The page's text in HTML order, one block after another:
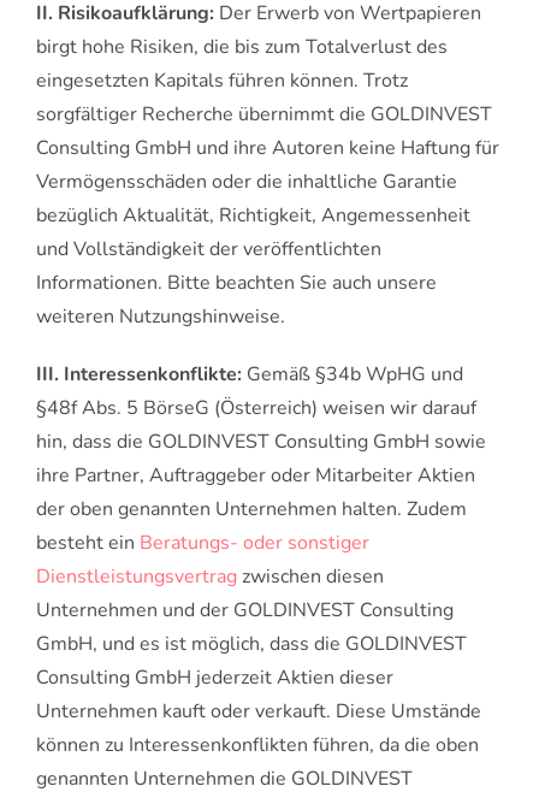
II. Risikoaufklärung: Der Erwerb von Wertpapieren
birgt hohe Risiken, die bis zum Totalverlust des
eingesetzten Kapitals führen können. Trotz
sorgfältiger Recherche übernimmt die GOLDINVEST
Consulting GmbH und ihre Autoren keine Haftung für
Vermögensschäden oder die inhaltliche Garantie
bezüglich Aktualität, Richtigkeit, Angemessenheit
und Vollständigkeit der veröffentlichten
Informationen. Bitte beachten Sie auch unsere
weiteren Nutzungshinweise.
III. Interessenkonflikte: Gemäß §34b WpHG und
§48f Abs. 5 BörseG (Österreich) weisen wir darauf
hin, dass die GOLDINVEST Consulting GmbH sowie
ihre Partner, Auftraggeber oder Mitarbeiter Aktien
der oben genannten Unternehmen halten. Zudem
besteht ein Beratungs- oder sonstiger
Dienstleistungsvertrag zwischen diesen
Unternehmen und der GOLDINVEST Consulting
GmbH, und es ist möglich, dass die GOLDINVEST
Consulting GmbH jederzeit Aktien dieser
Unternehmen kauft oder verkauft. Diese Umstände
können zu Interessenkonflikten führen, da die oben
genannten Unternehmen die GOLDINVEST